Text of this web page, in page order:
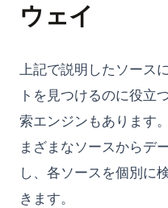
ウェイ
上記で説明したソース
トを見つけるのに役立
索エンジンもあります
まざまなソースからデ
し、各ソースを個別に
きます。